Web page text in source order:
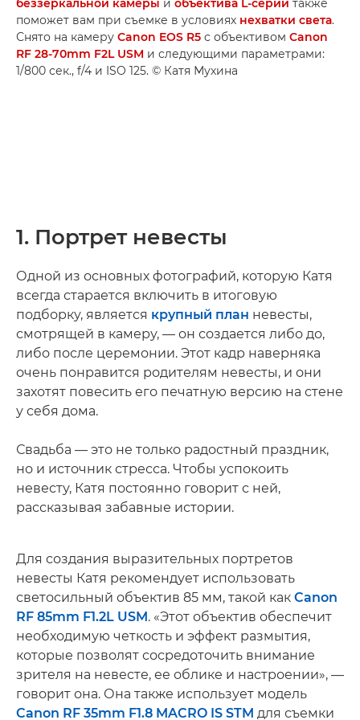
поможет вам при съемке в условиях нехватки света.
Снято на камеру Canon EOS R5 с объективом Canon
RF 28-70mm F2L USM и следующими параметрами:
1/800 сек., f/4 и ISO 125. © Катя Мухина
1. Портрет невесты
Одной из основных фотографий, которую Катя
всегда старается включить в итоговую
подборку, является крупный план невесты,
смотрящей в камеру, — он создается либо до,
либо после церемонии. Этот кадр наверняка
очень понравится родителям невесты, и они
захотят повесить его печатную версию на стене
у себя дома.
Свадьба — это не только радостный праздник,
но и источник стресса. Чтобы успокоить
невесту, Катя постоянно говорит с ней,
рассказывая забавные истории.
Для создания выразительных портретов
невесты Катя рекомендует использовать
светосильный объектив 85 мм, такой как Canon
RF 85mm F1.2L USM. «Этот объектив обеспечит
необходимую четкость и эффект размытия,
которые позволят сосредоточить внимание
зрителя на невесте, ее облике и настроении», —
говорит она. Она также использует модель
Canon RF 35mm F1.8 MACRO IS STM для съемки